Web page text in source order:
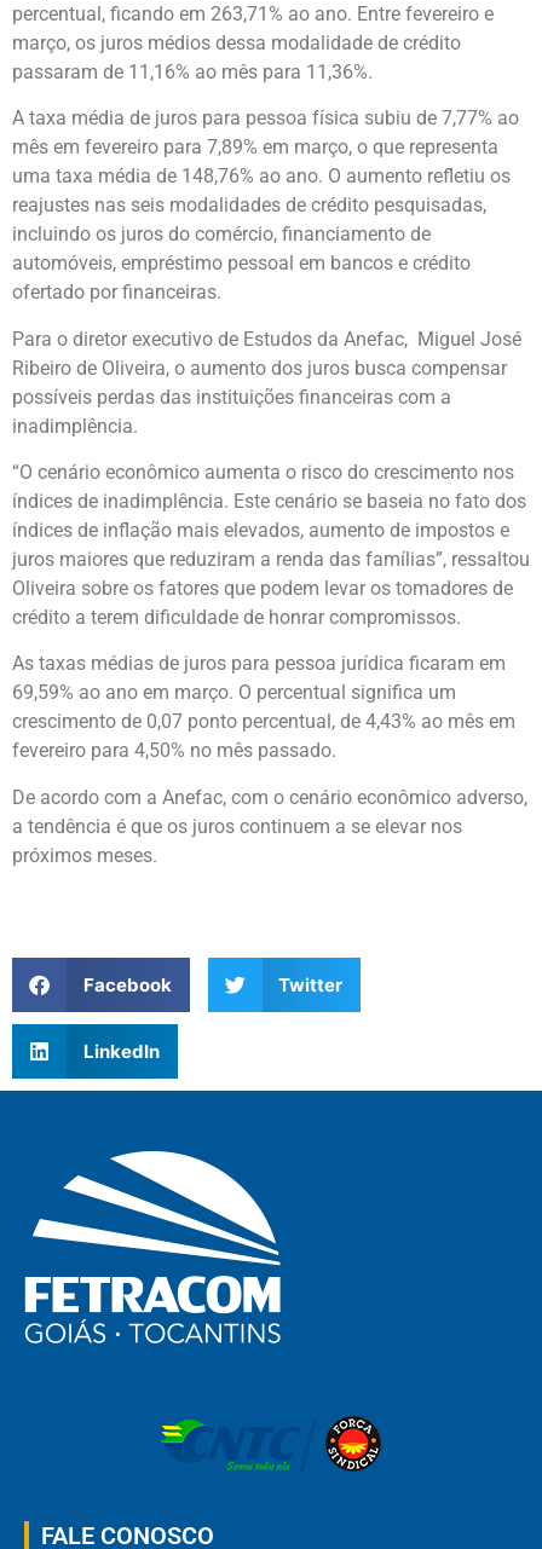
percentual, ficando em 263,71% ao ano. Entre fevereiro e
março, os juros médios dessa modalidade de crédito
passaram de 11,16% ao mês para 11,36%.
A taxa média de juros para pessoa física subiu de 7,77% ao
mês em fevereiro para 7,89% em março, o que representa
uma taxa média de 148,76% ao ano. O aumento refletiu os
reajustes nas seis modalidades de crédito pesquisadas,
incluindo os juros do comércio, financiamento de
automóveis, empréstimo pessoal em bancos e crédito
ofertado por financeiras.
Para o diretor executivo de Estudos da Anefac, Miguel José
Ribeiro de Oliveira, o aumento dos juros busca compensar
possíveis perdas das instituições financeiras com a
inadimplência.
“O cenário econômico aumenta o risco do crescimento nos
índices de inadimplência. Este cenário se baseia no fato dos
índices de inflação mais elevados, aumento de impostos e
juros maiores que reduziram a renda das famílias”, ressaltou
Oliveira sobre os fatores que podem levar os tomadores de
crédito a terem dificuldade de honrar compromissos.
As taxas médias de juros para pessoa jurídica ficaram em
69,59% ao ano em março. O percentual significa um
crescimento de 0,07 ponto percentual, de 4,43% ao mês em
fevereiro para 4,50% no mês passado.
De acordo com a Anefac, com o cenário econômico adverso,
a tendência é que os juros continuem a se elevar nos
próximos meses.
Facebook Twitter
LinkedIn
FALE CONOSCO